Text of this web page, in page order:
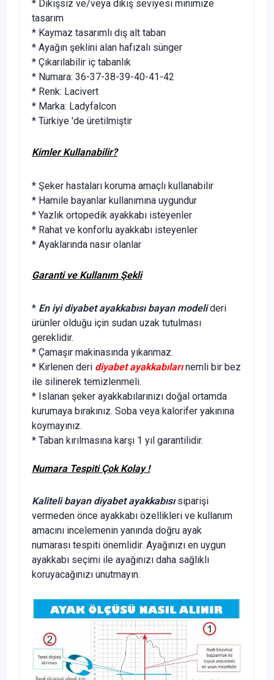
* Dikişsiz ve/veya dikiş seviyesi minimize
tasarım
* Kaymaz tasarımlı dış alt taban
* Ayağın şeklini alan hafızalı sünger
* Çıkarılabilir iç tabanlık
* Numara: 36-37-38-39-40-41-42
* Renk: Lacivert
* Marka: Ladyfalcon
* Türkiye 'de üretilmiştir
Kimler Kullanabilir?
* Şeker hastaları koruma amaçlı kullanabilir
* Hamile bayanlar kullanımına uygundur
* Yazlık ortopedik ayakkabı isteyenler
* Rahat ve konforlu ayakkabı isteyenler
* Ayaklarında nasır olanlar
Garanti ve Kullanım Şekli
* En iyi diyabet ayakkabısı bayan modelideri
ürünler olduğu için sudan uzak tutulması
gereklidir.
* Çamaşır makinasında yıkanmaz.
* Kirlenen deri diyabet ayakkabılarınemli bir bez
ile silinerek temizlenmeli.
* Islanan şeker ayakkabılarınızı doğal ortamda
kurumaya bırakınız. Soba veya kalorifer yakınına
koymayınız.
* Taban kırılmasına karşı 1 yıl garantilidir.
Numara Tespiti Çok Kolay !
Kaliteli bayan diyabet ayakkabısısiparişi
vermeden önce ayakkabı özellikleri ve kullanım
amacını incelemenin yanında doğru ayak
numarası tespiti önemlidir. Ayağınızı en uygun
ayakkabı seçimi ile ayağınızı daha sağlıklı
koruyacağınızı unutmayın.